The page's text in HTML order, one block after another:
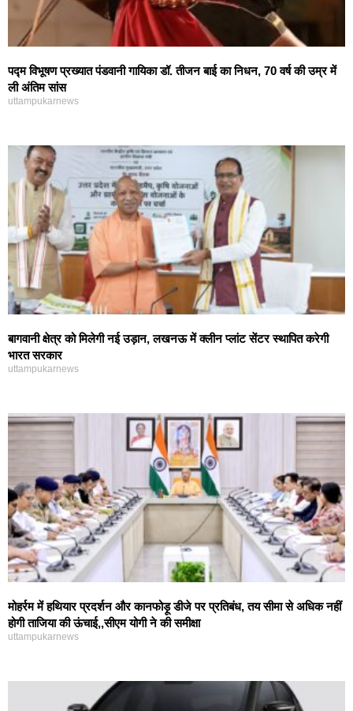
पद्म विभूषण प्रख्यात पंडवानी गायिका डॉ. तीजन बाई का निधन, 70 वर्ष की उम्र में
ली अंतिम सांस
uttampukarnews
बागवानी क्षेत्र को मिलेगी नई उड़ान, लखनऊ में क्लीन प्लांट सेंटर स्थापित करेगी
भारत सरकार
uttampukarnews
मोहर्रम में हथियार प्रदर्शन और कानफोड़ू डीजे पर प्रतिबंध, तय सीमा से अधिक नहीं
होगी ताजिया की ऊंचाई,,सीएम योगी ने की समीक्षा
uttampukarnews